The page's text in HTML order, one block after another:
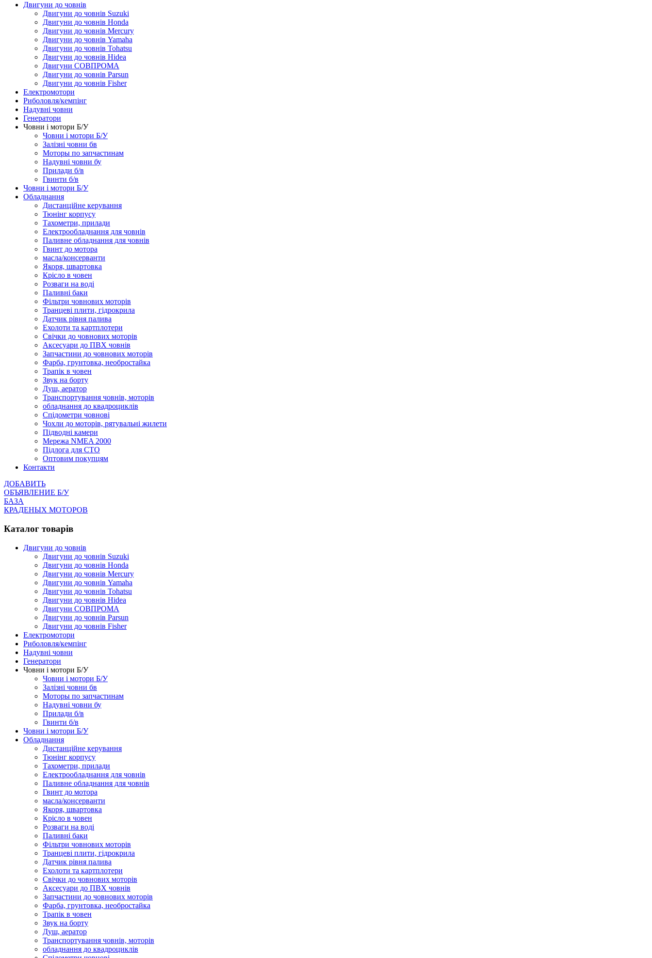
Двигуни до човнів
Двигуни до човнів Suzuki
Двигуни до човнів Honda
Двигуни до човнів Mercury
Двигуни до човнів Yamaha
Двигуни до човнів Tohatsu
Двигуни до човнів Hidea
Двигуни СОВПРОМА
Двигуни до човнів Parsun
Двигуни до човнів Fisher
Електромотори
Риболовля/кемпінг
Надувні човни
Генератори
Човни і мотори Б/У
Човни і мотори Б/У
Залізні човни бв
Моторы по запчастинам
Надувні човни бу
Прилади б/в
Гвинти б/в
Човни і мотори Б/У
Обладнання
Дистанційне керування
Тюнінг корпусу
Тахометри, прилади
Електрообладнання для човнів
Паливне обладнання для човнів
Гвинт до мотора
масла/консерванти
Якоря, швартовка
Крісло в човен
Розваги на воді
Паливні баки
Фільтри човнових моторів
Транцеві плити, гідрокрила
Датчик рівня палива
Ехолоти та картплотери
Cвічки до човнових моторів
Аксесуари до ПВХ човнів
Запчастини до човнових моторів
Фарба, грунтовка, необростайка
Трапік в човен
Звук на борту
Душ, аератор
Транспортування човнів, моторів
обладнання до квадроциклів
Спідометри човнові
Чохли до моторів, рятувальні жилети
Підводні камери
Мережа NMEA 2000
Підлога для СТО
Оптовим покупцям
Контакти
ДОБАВИТЬ
ОБЪЯВЛЕНИЕ Б/У
БАЗА
КРАДЕНЫХ МОТОРОВ
Каталог товарів
Двигуни до човнів
Двигуни до човнів Suzuki
Двигуни до човнів Honda
Двигуни до човнів Mercury
Двигуни до човнів Yamaha
Двигуни до човнів Tohatsu
Двигуни до човнів Hidea
Двигуни СОВПРОМА
Двигуни до човнів Parsun
Двигуни до човнів Fisher
Електромотори
Риболовля/кемпінг
Надувні човни
Генератори
Човни і мотори Б/У
Човни і мотори Б/У
Залізні човни бв
Моторы по запчастинам
Надувні човни бу
Прилади б/в
Гвинти б/в
Човни і мотори Б/У
Обладнання
Дистанційне керування
Тюнінг корпусу
Тахометри, прилади
Електрообладнання для човнів
Паливне обладнання для човнів
Гвинт до мотора
масла/консерванти
Якоря, швартовка
Крісло в човен
Розваги на воді
Паливні баки
Фільтри човнових моторів
Транцеві плити, гідрокрила
Датчик рівня палива
Ехолоти та картплотери
Cвічки до човнових моторів
Аксесуари до ПВХ човнів
Запчастини до човнових моторів
Фарба, грунтовка, необростайка
Трапік в човен
Звук на борту
Душ, аератор
Транспортування човнів, моторів
обладнання до квадроциклів